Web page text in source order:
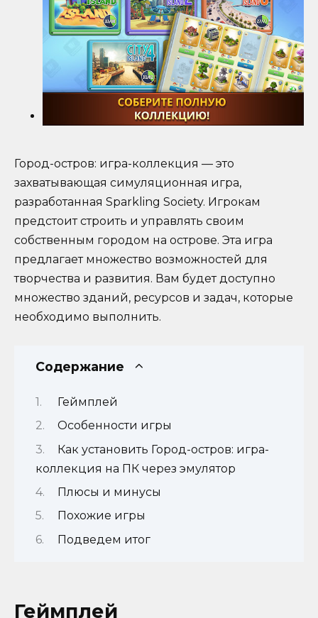
Город-остров: игра-коллекция — это
захватывающая симуляционная игра,
разработанная Sparkling Society. Игрокам
предстоит строить и управлять своим
собственным городом на острове. Эта игра
предлагает множество возможностей для
творчества и развития. Вам будет доступно
множество зданий, ресурсов и задач, которые
необходимо выполнить.
Содержание
Геймплей
Особенности игры
Как установить Город-остров: игра-
коллекция на ПК через эмулятор
Плюсы и минусы
Похожие игры
Подведем итог
Геймплей